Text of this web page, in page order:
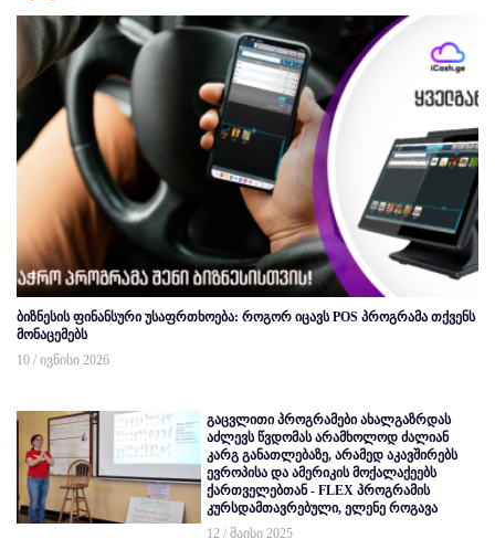
ბიზნესის ფინანსური უსაფრთხოება: როგორ იცავს POS პროგრამა თქვენს
მონაცემებს
10 / ივნისი 2026
გაცვლითი პროგრამები ახალგაზრდას
აძლევს წვდომას არამხოლოდ ძალიან
კარგ განათლებაზე, არამედ აკავშირებს
ევროპისა და ამერიკის მოქალაქეებს
ქართველებთან - FLEX პროგრამის
კურსდამთავრებული, ელენე როგავა
12 / მაისი 2025